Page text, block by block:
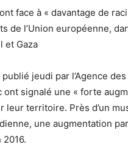
face à « davantage de
de l’Union européenne,
et Gaza
jeudi par l’Agence
ont signalé une « forte
leur territoire. Près d’un
une augmentation